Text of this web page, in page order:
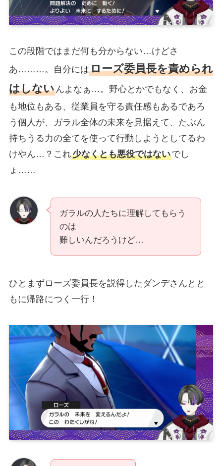
この段階ではまだ何も分からない…けどさ
あ………。自分にはローズ委員長を責められ
はしないんよなぁ…。野心とかでもなく、お金
も地位もある、従業員を守る責任感もあるであろ
う個人が、ガラル全体の未来を見据えて、たぶん
持ちうる力の全てを使って行動しようとしてるわ
けやん…？これ少なくとも悪役ではないでし
ょ……
ガラルの人たちに理解してもらう
のは
難しいんだろうけど…
ひとまずローズ委員長を説得したダンデさんとと
もに帰路につく一行！